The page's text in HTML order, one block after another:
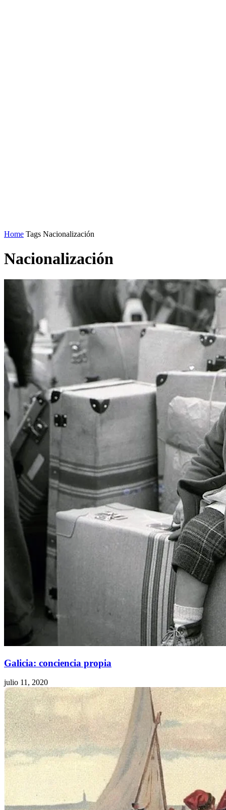
Home Tags Nacionalización
Nacionalización
Galicia: conciencia propia
julio 11, 2020